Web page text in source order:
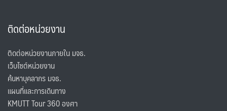
ติดต่อหน่วยงาน
ติดต่อหน่วยงานภายใน มจธ.
เว็บไซต์หน่วยงาน
ค้นหาบุคลากร มจธ.
แผนที่และการเดินทาง
KMUTT Tour 360 องศา